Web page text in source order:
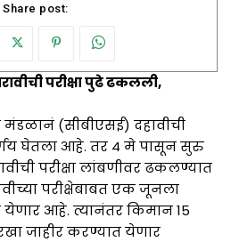
Share post:
परीक्षा पुढे ढकलली,
मंडळानं (सीबीएसई) दहावीची
घेतला आहे. तर 4 मे पासून सुरु
परीक्षा लांबणीवर ढकलण्यात
परीक्षेबाबत एक जूनला
आहे. त्यानंतर किमान 15
जाहीर करण्यात येणार